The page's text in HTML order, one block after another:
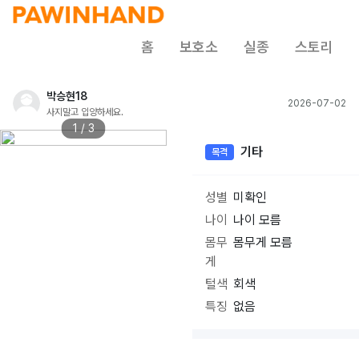
홈 보호소 실종 스토리
박승현18
사지말고 입양하세요.
2026-07-02
1 / 3
목격 기타
성별 미확인
나이
나이 모름
몸무
게
몸무게 모름
털색 회색
특징 없음